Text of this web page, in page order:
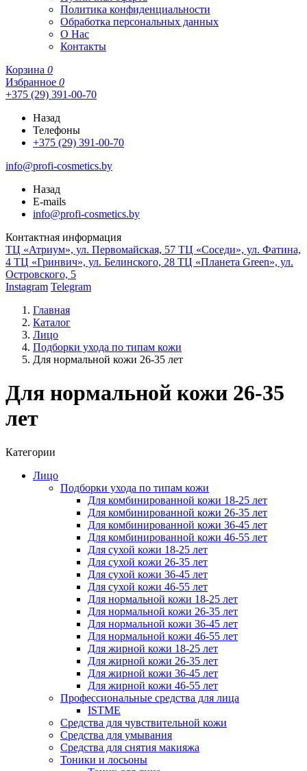
Политика конфиденциальности
Обработка персональных данных
О Нас
Контакты
Корзина 0
Избранное 0
+375 (29) 391-00-70
Назад
Телефоны
+375 (29) 391-00-70
info@profi-cosmetics.by
Назад
E-mails
info@profi-cosmetics.by
Контактная информация
ТЦ «Атриум», ул. Первомайская, 57 ТЦ «Соседи», ул. Фатина,
4 ТЦ «Гринвич», ул. Белинского, 28 ТЦ «Планета Green», ул.
Островского, 5
Instagram Telegram
Главная
Каталог
Лицо
Подборки ухода по типам кожи
Для нормальной кожи 26-35 лет
Для нормальной кожи 26-35
лет
Категории
Лицо
Подборки ухода по типам кожи
Для комбинированной кожи 18-25 лет
Для комбинированной кожи 26-35 лет
Для комбинированной кожи 36-45 лет
Для комбинированной кожи 46-55 лет
Для сухой кожи 18-25 лет
Для сухой кожи 26-35 лет
Для сухой кожи 36-45 лет
Для сухой кожи 46-55 лет
Для нормальной кожи 18-25 лет
Для нормальной кожи 26-35 лет
Для нормальной кожи 36-45 лет
Для нормальной кожи 46-55 лет
Для жирной кожи 18-25 лет
Для жирной кожи 26-35 лет
Для жирной кожи 36-45 лет
Для жирной кожи 46-55 лет
Профессиональные средства для лица
ISTME
Средства для чувствительной кожи
Средства для умывания
Средства для снятия макияжа
Тоники и лосьоны